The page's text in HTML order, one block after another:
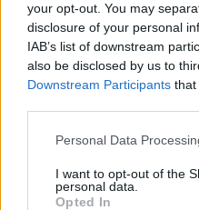
your opt-out. You may
disclosure of your personal
IAB’s list of downstream
also be disclosed by us to
Downstream Participants that
Personal Data
I want to opt-out of the
personal data.
Opted In
Deputados do
Sinfónica da
certame